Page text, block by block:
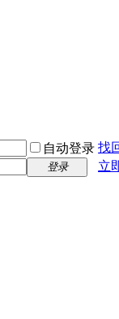
自动登录 找
登录 立